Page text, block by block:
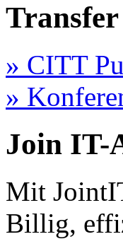
Transfer
» CITT
»
Join IT-
Mit
Billig,